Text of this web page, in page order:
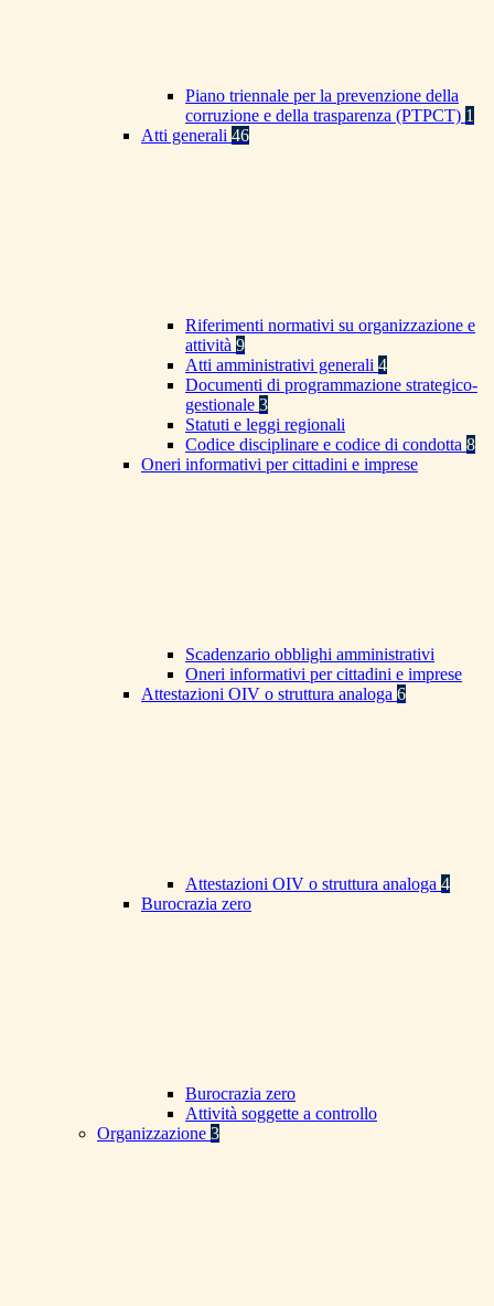
Piano triennale per la prevenzione della
corruzione e della trasparenza (PTPCT) 1
Atti generali 46
Riferimenti normativi su organizzazione e
attività 9
Atti amministrativi generali 4
Documenti di programmazione strategico-
gestionale 3
Statuti e leggi regionali
Codice disciplinare e codice di condotta 8
Oneri informativi per cittadini e imprese
Scadenzario obblighi amministrativi
Oneri informativi per cittadini e imprese
Attestazioni OIV o struttura analoga 6
Attestazioni OIV o struttura analoga 4
Burocrazia zero
Burocrazia zero
Attività soggette a controllo
Organizzazione 3